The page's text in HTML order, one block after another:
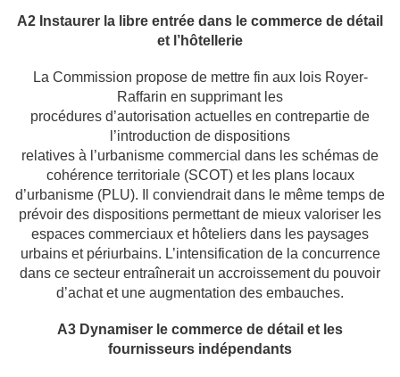
A2 Instaurer la libre entrée dans le commerce de détail
et l’hôtellerie
La Commission propose de mettre fin aux lois Royer-
Raffarin en supprimant les
procédures d’autorisation actuelles en contrepartie de
l’introduction de dispositions
relatives à l’urbanisme commercial dans les schémas de
cohérence territoriale (SCOT) et les plans locaux
d’urbanisme (PLU). Il conviendrait dans le même temps de
prévoir des dispositions permettant de mieux valoriser les
espaces commerciaux et hôteliers dans les paysages
urbains et périurbains. L’intensification de la concurrence
dans ce secteur entraînerait un accroissement du pouvoir
d’achat et une augmentation des embauches.
A3 Dynamiser le commerce de détail et les
fournisseurs indépendants